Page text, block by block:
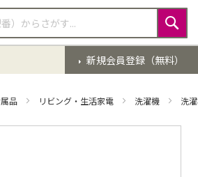
検
索
新規会員登録（無料）
品 リビング・生活家電 洗濯機 洗